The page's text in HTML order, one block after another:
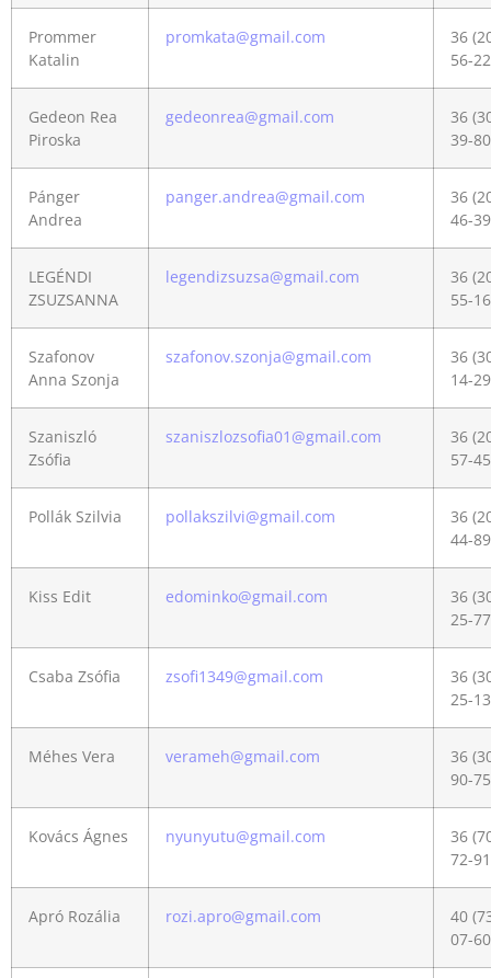
Prommer
Katalin
promkata@gmail.com
36
56-22
Gedeon Rea
Piroska
gedeonrea@gmail.com
36
39-80
Pánger
Andrea
panger.andrea@gmail.com
36
46-39
LEGÉNDI
ZSUZSANNA
legendizsuzsa@gmail.com
36
55-16
Szafonov
Anna Szonja
szafonov.szonja@gmail.com
36
14-29
Szaniszló
Zsófia
szaniszlozsofia01@gmail.com
36
57-45
Pollák Szilvia pollakszilvi@gmail.com
36
44-89
Kiss Edit edominko@gmail.com
36
25-77
Csaba Zsófia zsofi1349@gmail.com
36
25-13
Méhes Vera verameh@gmail.com
36
90-75
Kovács Ágnes nyunyutu@gmail.com
36
72-91
Apró Rozália rozi.apro@gmail.com
40
07-60